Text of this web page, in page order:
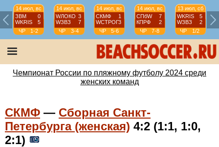
14 июл, вс
ЗВМ
0
WKRIS
5
ЧР
1-2
14 июл, вс
WЛОКО 3
WЗВЗ
7
ЧР
3-4
14 июл, вс
СКМФ
1
WCТРОГ3
ЧР
5-6
14 июл, вс
СПбW
7
КПРФ
2
ЧР
7-8
13 июл, сб
WKRIS
5
WЗВЗ
2
ЧР
1/2
Чемпионат России по пляжному футболу 2024 среди
женских команд
СКМФ — Сборная Санкт-
Петербурга (женская) 4:2 (1:1, 1:0,
2:1)